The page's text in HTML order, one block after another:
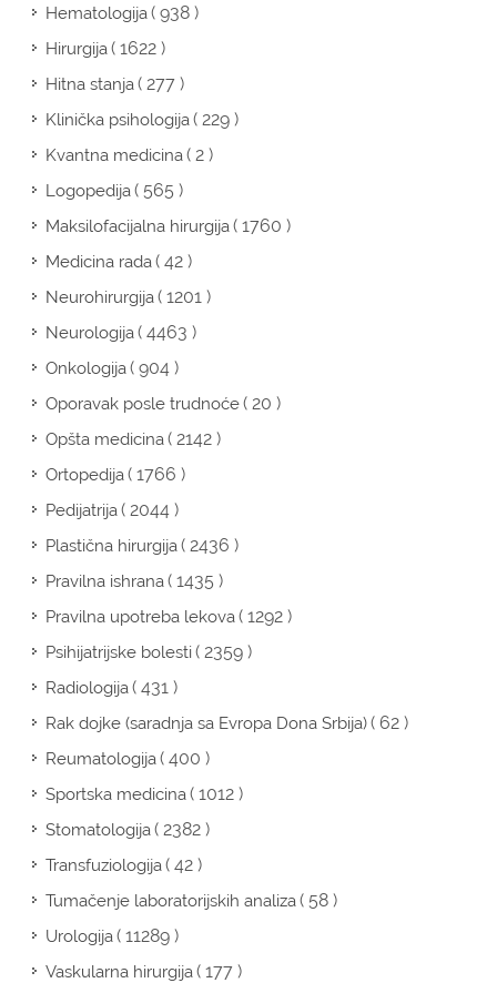
Hematologija( 938 )
Hirurgija( 1622 )
Hitna stanja( 277 )
Klinička psihologija( 229 )
Kvantna medicina( 2 )
Logopedija( 565 )
Maksilofacijalna hirurgija( 1760 )
Medicina rada( 42 )
Neurohirurgija( 1201 )
Neurologija( 4463 )
Onkologija( 904 )
Oporavak posle trudnoće( 20 )
Opšta medicina( 2142 )
Ortopedija( 1766 )
Pedijatrija( 2044 )
Plastična hirurgija( 2436 )
Pravilna ishrana( 1435 )
Pravilna upotreba lekova( 1292 )
Psihijatrijske bolesti( 2359 )
Radiologija( 431 )
Rak dojke (saradnja sa Evropa Dona Srbija)( 62 )
Reumatologija( 400 )
Sportska medicina( 1012 )
Stomatologija( 2382 )
Transfuziologija( 42 )
Tumačenje laboratorijskih analiza( 58 )
Urologija( 11289 )
Vaskularna hirurgija( 177 )